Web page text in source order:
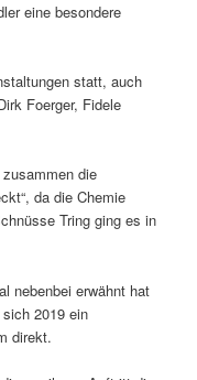
eine besondere
statt, auch
Foerger, Fidele
die
da die Chemie
Tring ging es in
nebenbei erwähnt hat
2019 ein
direkt.